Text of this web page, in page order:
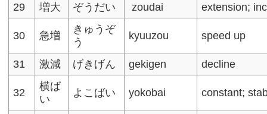
29
増大 ぞうだい zoudai extension;
30 急増
きゅうぞ
う
kyuuzou speed up
31 激減 げきげん gekigen decline
32
横ば
い
よこばい yokobai constant;